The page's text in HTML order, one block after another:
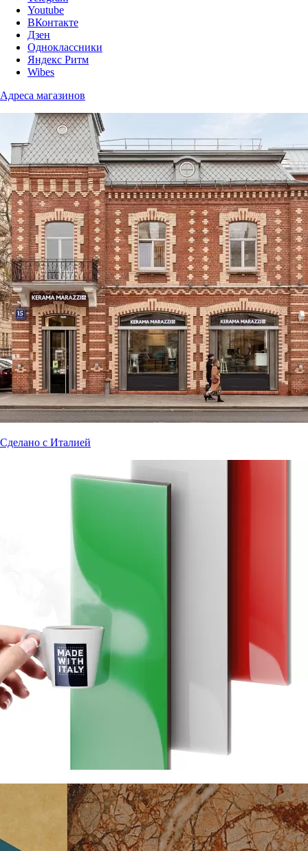
Youtube
ВКонтакте
Дзен
Одноклассники
Яндекс Ритм
Wibes
Адреса магазинов
Сделано с Италией